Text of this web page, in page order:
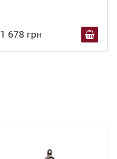
1 678 грн